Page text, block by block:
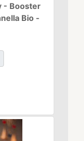
- Booster
Bio -